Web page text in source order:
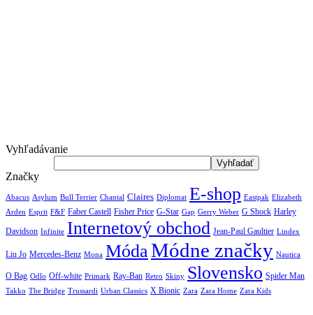
Vyhľadávanie
Značky
Abacus Asylum Bull Terrier Chantal Claires Diplomat E-shop Eastpak Elizabeth
Arden Esprit F&F Faber Castell Fisher Price G-Star Gap Gerry Weber G Shock Harley
Davidson Infinite Internetový obchod Jean-Paul Gaultier Lindex
Liu Jo Mercedes-Benz Mona MódaMódne značky Nautica
O Bag Odlo Off-white Primark Ray-Ban Retro Skiny Slovensko Spider Man
Takko The Bridge Trussardi Urban Classics X Bionic Zara Zara Home Zara Kids